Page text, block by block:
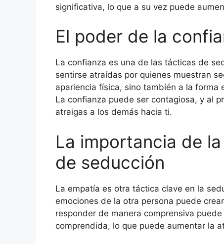
significativa, lo que a su vez puede
El poder de la
La confianza es una de las tácticas de
sentirse atraídas por quienes muestran
apariencia física, sino también a la forma
La confianza puede ser contagiosa, y al
atraigas a los demás hacia ti.
La importancia de
de seducción
La empatía es otra táctica clave en la
emociones de la otra persona puede
responder de manera comprensiva
comprendida, lo que puede aumentar la